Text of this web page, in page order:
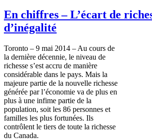
En chiffres – L’écart de
d’inégalité
Toronto – 9 mai 2014 – Au cours de
la dernière décennie, le niveau de
richesse s’est accru de manière
considérable dans le pays. Mais la
majeure partie de la nouvelle richesse
générée par l’économie va de plus en
plus à une infime partie de la
population, soit les 86 personnes et
familles les plus fortunées. Ils
contrôlent le tiers de toute la richesse
du Canada.